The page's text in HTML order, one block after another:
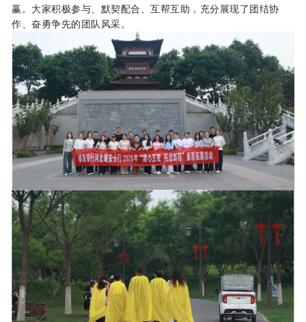
赢。大家积极参与、默契配合、互帮互助，充分展现了团结协
作、奋勇争先的团队风采。